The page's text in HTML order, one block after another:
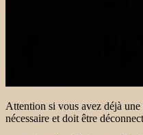
Attention si vous avez déjà
nécessaire et doit être